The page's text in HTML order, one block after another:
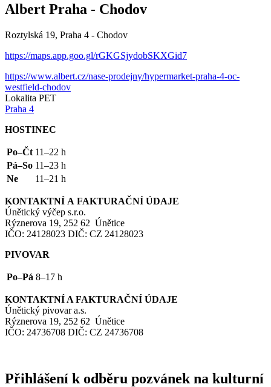
Albert Praha - Chodov
Roztylská 19, Praha 4 - Chodov
https://maps.app.goo.gl/rGKGSjydobSKXGid7
https://www.albert.cz/nase-prodejny/hypermarket-praha-4-oc-
westfield-chodov
Lokalita PET
Praha 4
HOSTINEC
Po–Čt 11–22 h
Pá–So 11–23 h
Ne
11–21 h
KONTAKTNÍ A FAKTURAČNÍ ÚDAJE
Únětický výčep s.r.o.
Rýznerova 19, 252 62 Únětice
IČO: 24128023 DIČ: CZ 24128023
PIVOVAR
Po–Pá 8–17 h
KONTAKTNÍ A FAKTURAČNÍ ÚDAJE
Únětický pivovar a.s.
Rýznerova 19, 252 62 Únětice
IČO: 24736708 DIČ: CZ 24736708
Přihlášení k odběru pozvánek na kulturní